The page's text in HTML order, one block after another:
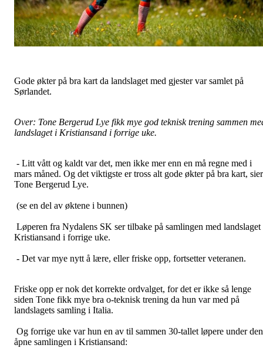
Gode økter på bra kart da landslaget med gjester var samlet på
Sørlandet.
Over: Tone Bergerud Lye fikk mye god teknisk trening sammen
landslaget i Kristiansand i forrige uke.
- Litt vått og kaldt var det, men ikke mer enn en må regne med i
mars måned. Og det viktigste er tross alt gode økter på bra kart, sier
Tone Bergerud Lye.
(se en del av øktene i bunnen)
Løperen fra Nydalens SK ser tilbake på samlingen med landslaget
Kristiansand i forrige uke.
- Det var mye nytt å lære, eller friske opp, fortsetter veteranen.
Friske opp er nok det korrekte ordvalget, for det er ikke så lenge
siden Tone fikk mye bra o-teknisk trening da hun var med på
landslagets samling i Italia.
Og forrige uke var hun en av til sammen 30-tallet løpere under den
åpne samlingen i Kristiansand: